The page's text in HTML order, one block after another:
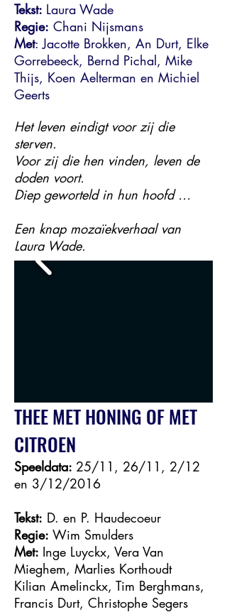
Tekst: Laura Wade
Regie: Chani Nijsmans
Met: Jacotte Brokken, An Durt, Elke
Gorrebeeck, Bernd Pichal, Mike
Thijs, Koen Aelterman en Michiel
Geerts
Het leven eindigt voor zij die
sterven.
Voor zij die hen vinden, leven de
doden voort.
Diep geworteld in hun hoofd …
Een knap mozaïekverhaal van
Laura Wade.
THEE MET HONING OF MET
CITROEN
Speeldata: 25/11, 26/11, 2/12
en 3/12/2016
Tekst: D. en P. Haudecoeur
Regie: Wim Smulders
Met: Inge Luyckx, Vera Van
Mieghem, Marlies Korthoudt
Kilian Amelinckx, Tim Berghmans,
Francis Durt, Christophe Segers